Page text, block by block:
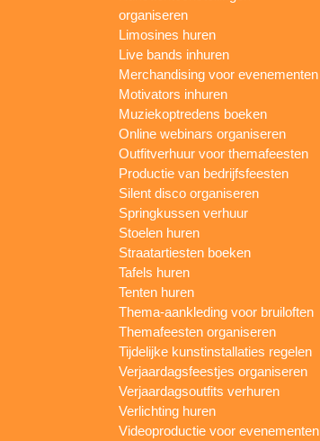
organiseren
Limosines huren
Live bands inhuren
Merchandising voor evenementen
Motivators inhuren
Muziekoptredens boeken
Online webinars organiseren
Outfitverhuur voor themafeesten
Productie van bedrijfsfeesten
Silent disco organiseren
Springkussen verhuur
Stoelen huren
Straatartiesten boeken
Tafels huren
Tenten huren
Thema-aankleding voor bruiloften
Themafeesten organiseren
Tijdelijke kunstinstallaties regelen
Verjaardagsfeestjes organiseren
Verjaardagsoutfits verhuren
Verlichting huren
Videoproductie voor evenementen